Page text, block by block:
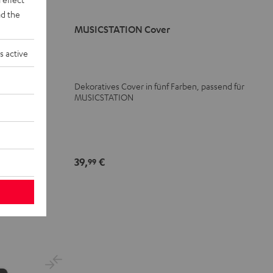
MUSICSTATION Cover
Dekoratives Cover in fünf Farben, passend für
MUSICSTATION
39,99 €
the
active